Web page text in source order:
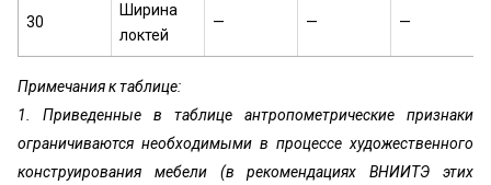
30
Ширина
локтей
— — —
Примечания к таблице:
1. Приведенные в таблице антропометрические признаки
ограничиваются необходимыми в процессе художественного
конструирования мебели (в рекомендациях ВНИИТЭ этих